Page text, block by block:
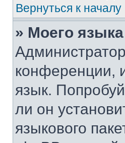
Вернуться к началу
» Моего
конференции,
язык.
ли он
языкового